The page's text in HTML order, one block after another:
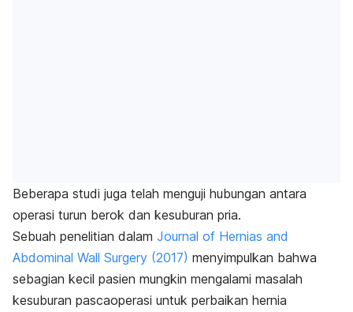
Beberapa studi juga telah menguji hubungan antara
operasi turun berok dan kesuburan pria.
Sebuah penelitian dalam Journal of Hernias and
Abdominal Wall Surgery (2017) menyimpulkan bahwa
sebagian kecil pasien mungkin mengalami masalah
kesuburan pascaoperasi untuk perbaikan hernia